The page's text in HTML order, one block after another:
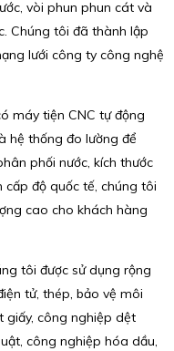
vòi phun phun cát và
Chúng tôi đã thành lập
lưới công ty công nghệ
máy tiện CNC tự động
hệ thống đo lường để
phối nước, kích thước
cấp độ quốc tế, chúng tôi
cao cho khách hàng
tôi được sử dụng rộng
tử, thép, bảo vệ môi
giấy, công nghiệp dệt
công nghiệp hóa dầu,